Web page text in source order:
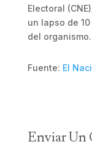
Electoral
un lapso de
del organismo.
Fuente: El
Enviar Un